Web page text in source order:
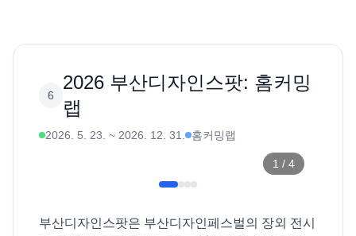
6
2026 부산디자인스팟: 홈커밍
랩
2026. 5. 23. ~ 2026. 12. 31. 홈커밍랩
1 / 4
부산디자인스팟은 부산디자인페스벌의 장외 전시